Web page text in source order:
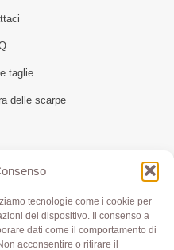
tecnologie come i cookie per
del dispositivo. Il consenso a
dati come il comportamento di
acconsentire o ritirare il
taglie
delle scarpe